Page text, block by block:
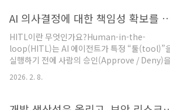
키텍처 (Enterprise reference architecture)
Webhook, 메시지 큐, 스케줄러, SIEM 알람 등
Orchestration 레이어: Workflow 엔진 (n8n,
Airflow, Argo Workflows 등)AI 추론 레이어:
LLM / ML 모델 (내부 모델 또는 외부
AI 의사결정에 대한 책임성 확보를 위
HITL이란 무엇인가요?Human-in-the-
loop(HITL)는 AI 에이전트가 특정 “툴(tool)”
실행하기 전에 사람의 승인(Approve / Deny)
드시 거치도록 하는 통제 구조입니다.즉,AI가 혼자
마음대로 실행하지 못하게 하고사람이 의사결정의
식입니다.특히 n8n, AI Agent, MCP, Agentic
2026. 2. 8.